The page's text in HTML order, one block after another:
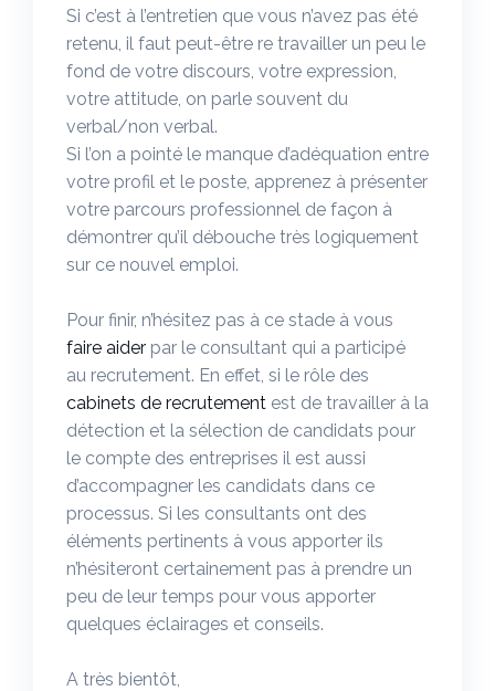
Si c’est à l’entretien que vous n’avez pas été
retenu, il faut peut-être re travailler un peu le
fond de votre discours, votre expression,
votre attitude, on parle souvent du
verbal/non verbal.
Si l’on a pointé le manque d’adéquation entre
votre profil et le poste, apprenez à présenter
votre parcours professionnel de façon à
démontrer qu’il débouche très logiquement
sur ce nouvel emploi.
Pour finir, n’hésitez pas à ce stade à vous
faire aider par le consultant qui a participé
au recrutement. En effet, si le rôle des
cabinets de recrutement est de travailler à la
détection et la sélection de candidats pour
le compte des entreprises il est aussi
d’accompagner les candidats dans ce
processus. Si les consultants ont des
éléments pertinents à vous apporter ils
n’hésiteront certainement pas à prendre un
peu de leur temps pour vous apporter
quelques éclairages et conseils.
A très bientôt,